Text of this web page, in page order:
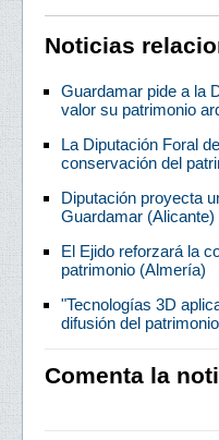
Noticias
Guardamar pide a la
valor su patrimonio
La Diputación Foral
conservación del
Diputación proyecta
Guardamar (Alicante)
El Ejido reforzará la
patrimonio (Almería)
"Tecnologías 3D
difusión del
Comenta la